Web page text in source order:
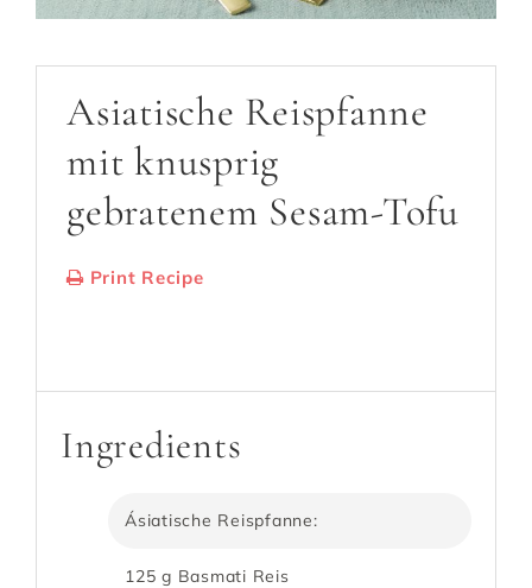
Asiatische Reispfanne
mit knusprig
gebratenem Sesam-Tofu
Print Recipe
Ingredients
Ásiatische Reispfanne:
125 g Basmati Reis